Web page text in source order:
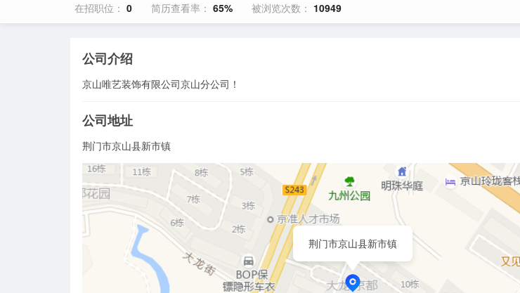
在招职位： 0 简历查看率： 65% 被浏览次数： 10949
公司介绍
京山唯艺装饰有限公司京山分公司！
公司地址
荆门市京山县新市镇
荆门市京山县新市镇